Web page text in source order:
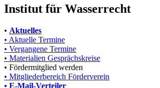
Institut für Wasserrecht
• Aktuelles
• Aktuelle Termine
• Vergangene Termine
• Materialien Gesprächskreise
• Fördermitglied werden
• Mitgliederbereich Förderverein
• E-Mail-Verteiler